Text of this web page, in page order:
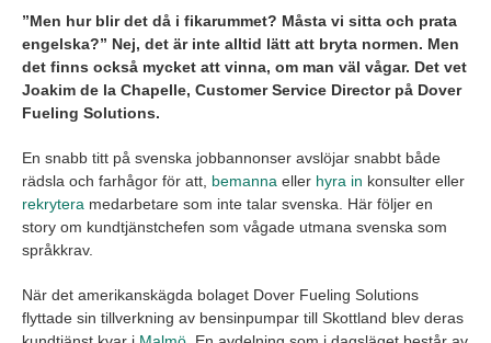
språkkraven och fokuserade i stället på engelska och
konsulttillsättning.
Resultatet blev bättre kundrelationer, bredare
kandidatbas, ökad mångfald och ett team som
kulturell träffsäkerhet.
”Men hur blir det då i fikarummet? Måsta vi sitta och prata
engelska?” Nej, det är inte alltid lätt att bryta normen. Men
det finns också mycket att vinna, om man väl vågar. Det vet
Joakim de la Chapelle, Customer Service Director på Dover
Fueling Solutions.
En snabb titt på svenska jobbannonser avslöjar snabbt både
rädsla och farhågor för att, bemanna eller hyra in konsulter eller
rekrytera medarbetare som inte talar svenska. Här följer en
story om kundtjänstchefen som vågade utmana svenska som
språkkrav.
När det amerikanskägda bolaget Dover Fueling Solutions
flyttade sin tillverkning av bensinpumpar till Skottland blev deras